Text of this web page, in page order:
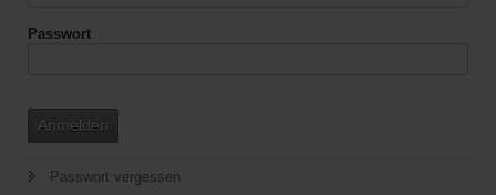
Passwort
Anmelden
Passwort vergessen